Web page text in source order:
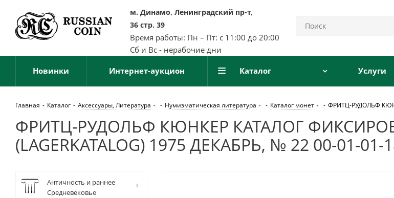
м. Динамо, Ленинградский пр-т,
36 стр. 39
Время работы: Пн – Пт: с 11:00 до 20:00
Сб и Вс - нерабочие дни
Новинки Интернет-аукцион Каталог Услуги
Главная - Каталог - Аксессуары, Литература - Нумизматическая литература - Каталог монет - ФРИТЦ-РУДОЛЬФ
ФРИТЦ-РУДОЛЬФ КЮНКЕР КАТАЛОГ
(LAGERKATALOG) 1975 ДЕКАБРЬ, № 22 00-01-01-
Античность и раннее
Средневековье